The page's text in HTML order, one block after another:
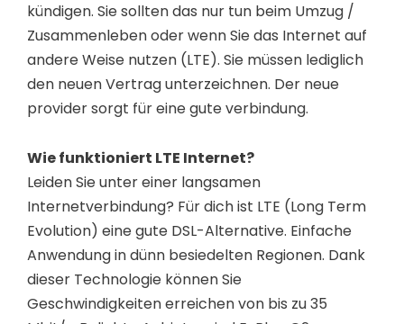
kündigen. Sie sollten das nur tun beim Umzug /
Zusammenleben oder wenn Sie das Internet auf
andere Weise nutzen (LTE). Sie müssen lediglich
den neuen Vertrag unterzeichnen. Der neue
provider sorgt für eine gute verbindung.
Wie funktioniert LTE Internet?
Leiden Sie unter einer langsamen
Internetverbindung? Für dich ist LTE (Long Term
Evolution) eine gute DSL-Alternative. Einfache
Anwendung in dünn besiedelten Regionen. Dank
dieser Technologie können Sie
Geschwindigkeiten erreichen von bis zu 35